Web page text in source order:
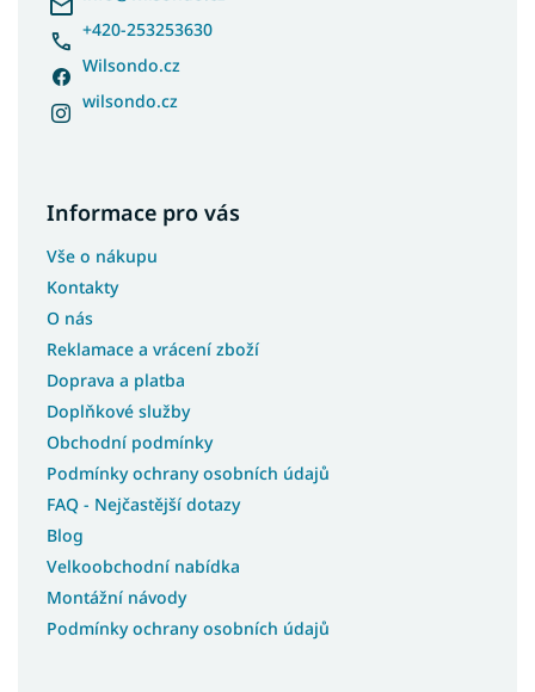
+420-253253630
Wilsondo.cz
wilsondo.cz
Informace pro vás
Vše o nákupu
Kontakty
O nás
Reklamace a vrácení zboží
Doprava a platba
Doplňkové služby
Obchodní podmínky
Podmínky ochrany osobních údajů
FAQ - Nejčastější dotazy
Blog
Velkoobchodní nabídka
Montážní návody
Podmínky ochrany osobních údajů